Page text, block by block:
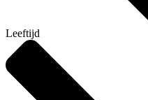
Leeftijd